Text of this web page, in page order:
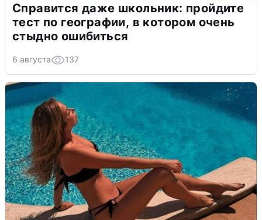
Справится даже школьник: пройдите
тест по географии, в котором очень
стыдно ошибиться
6 августа 137